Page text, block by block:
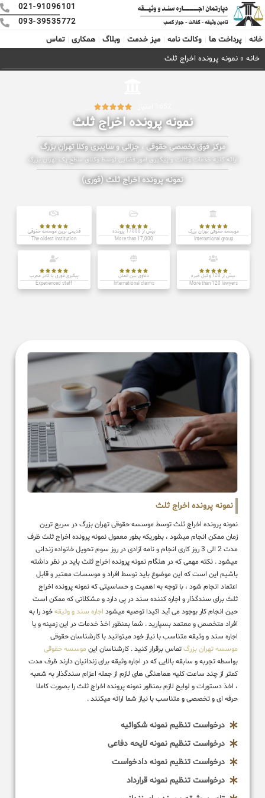
021-91096101
093-39535772
خانه
پرداخت ها وکالت نامه میز خدمت وبلاگ همکاری
تماس
خانه » نمونه پرونده اخراج ثلث





نمونه پرونده اخراج ثلث
مرکز فوق تخصصی حقوقی ، جزائی و سایبری وکلا تهران بزرگ
ارائه کلیه خدمات وکالت و پیگیری امور قضایی توسط وکلای سطح یک تهران بزرگ
نمونه پرونده اخراج ثلث (فوری)





موسسه حقوقی تهران بزرگ
International group





بیش از 17000 پرونده
More than 17,000





قدیمی ترین موسسه حقوقی
The oldest institution





بیش از 120 وکیل خبره
More than 120 lawyers





دعاوی بین الملل
International claims





پیگیری فوری با کادر مجرب
Experienced staff
نمونه پرونده اخراج ثلث
نمونه پرونده اخراج ثلث توسط موسسه حقوقی تهران بزرگ در سریع ترین
زمان ممکن انجام میشود ، بطوریکه بطور معمول نمونه پرونده اخراج ثلث ظرف
مدت 2 الی 3 روز کاری انجام و نامه آزادی در روز سوم تحویل خانواده زندانی
میشود . نکته مهمی که در هنگام نمونه پرونده اخراج ثلث باید در نظر داشته
باشیم این است که این موضوع باید توسط افراد و موسسات معتبر و قابل
اعتماد انجام شود ، با توجه به اهمیت و حساسیتی که نمونه پرونده اخراج
ثلث برای سندگذار و اجاره کننده سند در پی دارد و مشکلاتی که ممکن است
حین انجام کار بوجود می آید اکیدا توصیه میشود اجاره سند و وثیقهخود را به
افراد متخصص و معتمد بسپارید . شما بمنظور اخذ خدمات در این زمینه و یا
اجاره سند و وثیقه متناسب با نیاز خود میتوانید با کارشناسان حقوقی
موسسه تهران بزرگتماس برقرار کنید . کارشناسان این موسسه حقوقی
بواسطه تجربه و سابقه بالایی که در اجاره وثیقه برای زندانیان دارند ظرف مدت
کمتر از چند ساعت کلیه هماهنگی های لازم از جمله اعزام سندگذار به شعبه
، اخذ دستورات و لوایح لازم بمنظور نمونه پرونده اخراج ثلث را بصورت کاملا
حرفه ای و تخصصی و متناسب با نیاز شما ارائه میکنند .
درخواست تنظیم نمونه شکوائیه
درخواست تنظیم نمونه لایحه دفاعی
درخواست تنظیم نمونه دادخواست
درخواست تنظیم نمونه قرارداد